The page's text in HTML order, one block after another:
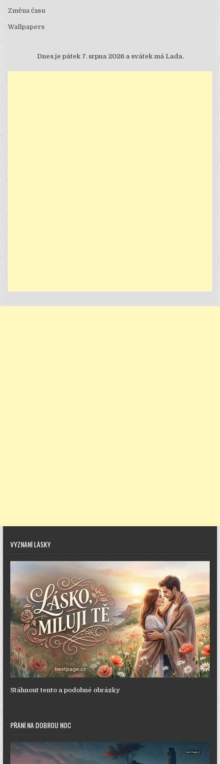
Změna času
Wallpapers
Dnes je pátek 7. srpna 2026 a svátek má Lada.
VYZNÁNÍ LÁSKY
Stáhnout tento a podobné obrázky
PŘÁNÍ NA DOBROU NOC